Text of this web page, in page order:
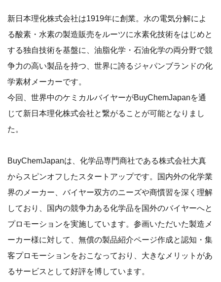
新日本理化株式会社は1919年に創業。水の電気分解によ
る酸素・水素の製造販売をルーツに水素化技術をはじめと
する独自技術を基盤に、油脂化学・石油化学の両分野で競
争力の高い製品を持つ、世界に誇るジャパンブランドの化
学素材メーカーです。
今回、世界中のケミカルバイヤーがBuyChemJapanを通
じて新日本理化株式会社と繋がることが可能となりまし
た。
BuyChemJapanは、化学品専門商社である株式会社大真
からスピンオフしたスタートアップです。国内外の化学業
界のメーカー、バイヤー双方のニーズや商慣習を深く理解
しており、国内の競争力ある化学品を国外のバイヤーへと
プロモーションを実施しています。参画いただいた製造メ
ーカー様に対して、無償の製品紹介ページ作成と認知・集
客プロモーションをおこなっており、大きなメリットがあ
るサービスとして好評を博しています。